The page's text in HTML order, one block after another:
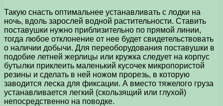
Такую снасть оптимальнее устанавливать с лодки на
ночь, вдоль зарослей водной растительности. Ставить
поставушки нужно приблизительно по прямой линии,
тогда любое отклонение от нее будет свидетельствовать
о наличии добычи. Для переоборудования поставушки в
подобие летней жерлицы или кружка следует на корпус
бутылки приклеить маленький кусочек микропористой
резины и сделать в ней ножом прорезь, в которую
заводится леска для фиксации. А вместо тяжелого груза
устанавливается легкий (скользящий или глухой)
непосредственно на поводке.